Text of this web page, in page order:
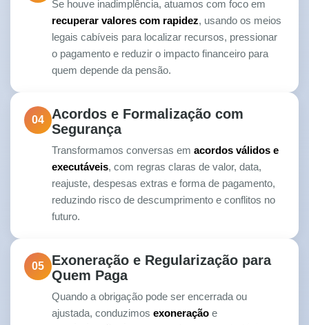
Se houve inadimplência, atuamos com foco em
recuperar valores com rapidez, usando os meios
legais cabíveis para localizar recursos, pressionar
o pagamento e reduzir o impacto financeiro para
quem depende da pensão.
04
Acordos e Formalização com
Segurança
Transformamos conversas em acordos válidos e
executáveis, com regras claras de valor, data,
reajuste, despesas extras e forma de pagamento,
reduzindo risco de descumprimento e conflitos no
futuro.
05
Exoneração e Regularização para
Quem Paga
Quando a obrigação pode ser encerrada ou
ajustada, conduzimos exoneração e